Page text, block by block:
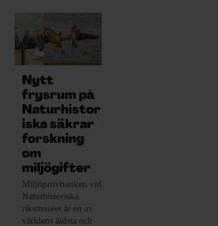
Nytt
frysrum på
Naturhistor
iska säkrar
forskning
om
miljögifter
Miljöprovbanken vid
Naturhistoriska
riksmuseet är en av
världens äldsta och